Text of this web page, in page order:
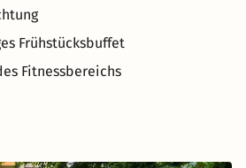
Frühstücksbuffet
Fitnessbereichs